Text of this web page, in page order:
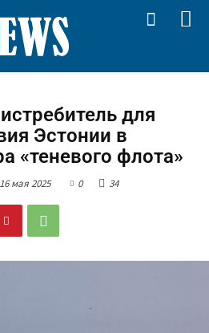
для
Эстонии в
«теневого флота»
16 мая 2025 0 34